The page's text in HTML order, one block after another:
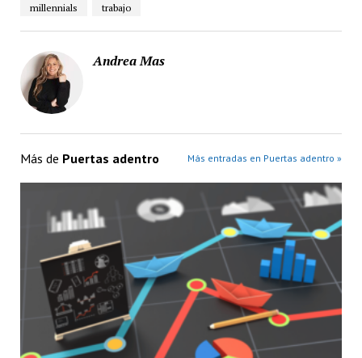
millennials
trabajo
Andrea Mas
Más de Puertas adentro Más entradas en Puertas adentro »